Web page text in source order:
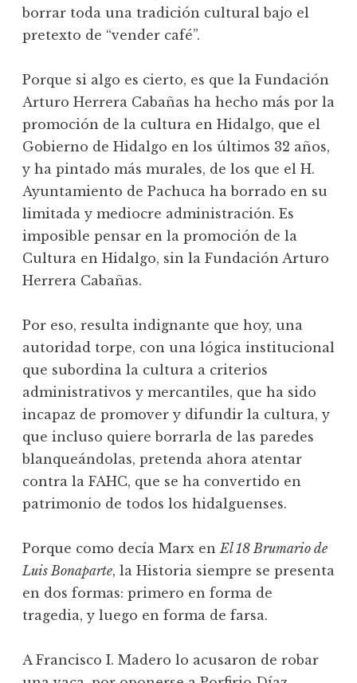
borrar toda una tradición cultural bajo el
pretexto de “vender café”.
Porque si algo es cierto, es que la Fundación
Arturo Herrera Cabañas ha hecho más por la
promoción de la cultura en Hidalgo, que el
Gobierno de Hidalgo en los últimos 32 años,
y ha pintado más murales, de los que el H.
Ayuntamiento de Pachuca ha borrado en su
limitada y mediocre administración. Es
imposible pensar en la promoción de la
Cultura en Hidalgo, sin la Fundación Arturo
Herrera Cabañas.
Por eso, resulta indignante que hoy, una
autoridad torpe, con una lógica institucional
que subordina la cultura a criterios
administrativos y mercantiles, que ha sido
incapaz de promover y difundir la cultura, y
que incluso quiere borrarla de las paredes
blanqueándolas, pretenda ahora atentar
contra la FAHC, que se ha convertido en
patrimonio de todos los hidalguenses.
Porque como decía Marx enEl 18 Brumario de
Luis Bonaparte, la Historia siempre se presenta
en dos formas: primero en forma de
tragedia, y luego en forma de farsa.
A Francisco I. Madero lo acusaron de robar